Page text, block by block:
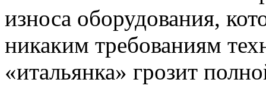
износа оборудования,
никаким требованиям
«итальянка» грозит